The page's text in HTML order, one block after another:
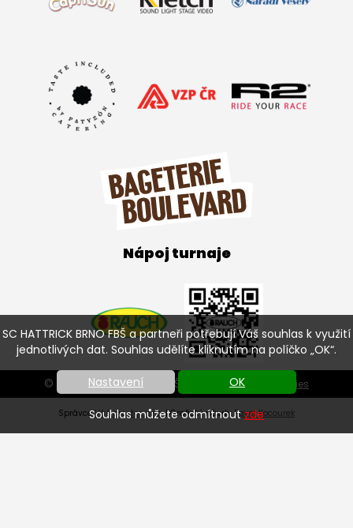
SC HATTRICK BRNO FBŠ a partneři potřebují Váš souhlas k využití
jednotlivých dat. Souhlas udělíte kliknutím na políčko „OK“.
Nastavení OK
Souhlas můžete odmítnoutzde
Nápoj turnaje
© SC HATTRICK BRNO FBŠ 2026 | Nastavení cookies
SprávceVáš prostor, s.r.o.| Grafický návrh: Pavel Kocourek